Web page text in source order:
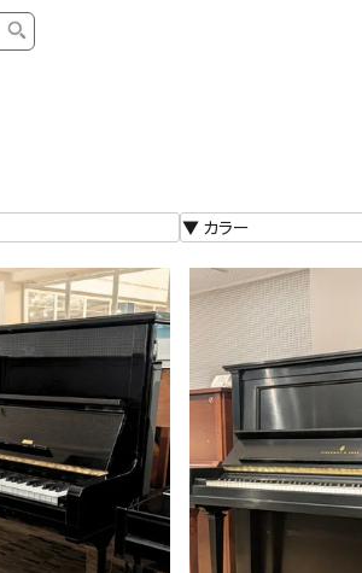
アップライトピアノ
イトピアノ
・コレクション
ピアノ
サートグランドピアノ
KAWAI
BOSENDORFER
C.BECHSTEIN
BOSTON
DIAPASON
もっとみる